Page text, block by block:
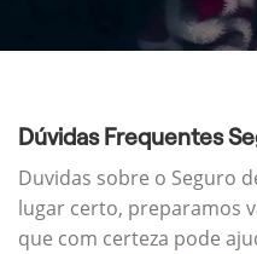
Dúvidas Frequentes
Duvidas sobre o Seguro
lugar certo, preparamos
que com certeza pode